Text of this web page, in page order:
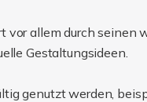
vor allem durch
Gestaltungsideen.
genutzt werden,